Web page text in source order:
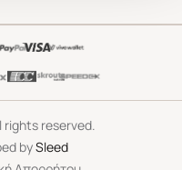
reserved.
bySleed